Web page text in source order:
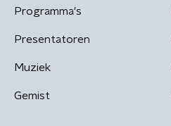
Programma's
Presentatoren
Muziek
Gemist